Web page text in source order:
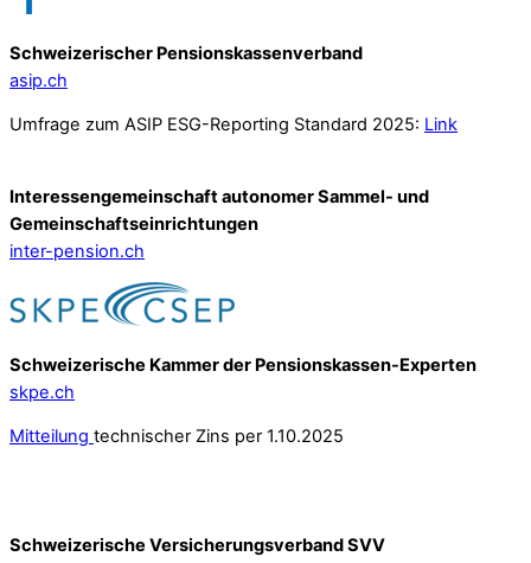
Schweizerischer Pensionskassenverband
asip.ch
Umfrage zum ASIP ESG-Reporting Standard 2025: Link
Interessengemeinschaft autonomer Sammel- und
Gemeinschafts­einrichtungen
inter-pension.ch
Schweizerische Kammer der Pensionskassen-Experten
skpe.ch
Mitteilung technischer Zins per 1.10.2025
Schweizerische Versicherungsverband SVV